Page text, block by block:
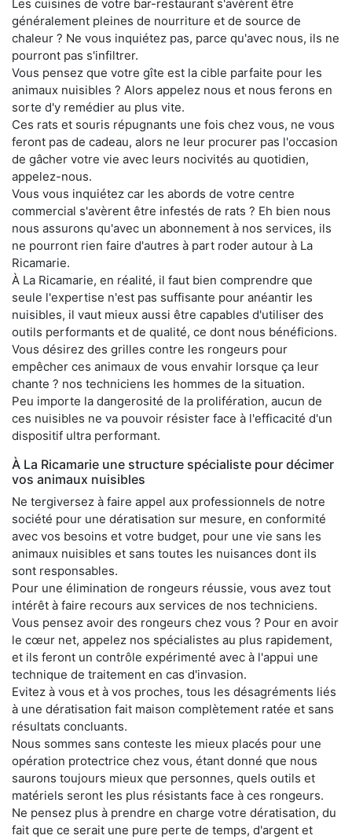
Les cuisines de votre bar-restaurant s'avèrent être
généralement pleines de nourriture et de source de
chaleur ? Ne vous inquiétez pas, parce qu'avec nous, ils ne
pourront pas s'infiltrer.
Vous pensez que votre gîte est la cible parfaite pour les
animaux nuisibles ? Alors appelez nous et nous ferons en
sorte d'y remédier au plus vite.
Ces rats et souris répugnants une fois chez vous, ne vous
feront pas de cadeau, alors ne leur procurer pas l'occasion
de gâcher votre vie avec leurs nocivités au quotidien,
appelez-nous.
Vous vous inquiétez car les abords de votre centre
commercial s'avèrent être infestés de rats ? Eh bien nous
nous assurons qu'avec un abonnement à nos services, ils
ne pourront rien faire d'autres à part roder autour à La
Ricamarie.
À La Ricamarie, en réalité, il faut bien comprendre que
seule l'expertise n'est pas suffisante pour anéantir les
nuisibles, il vaut mieux aussi être capables d'utiliser des
outils performants et de qualité, ce dont nous bénéficions.
Vous désirez des grilles contre les rongeurs pour
empêcher ces animaux de vous envahir lorsque ça leur
chante ? nos techniciens les hommes de la situation.
Peu importe la dangerosité de la prolifération, aucun de
ces nuisibles ne va pouvoir résister face à l'efficacité d'un
dispositif ultra performant.
À La Ricamarie une structure spécialiste pour décimer
vos animaux nuisibles
Ne tergiversez à faire appel aux professionnels de notre
société pour une dératisation sur mesure, en conformité
avec vos besoins et votre budget, pour une vie sans les
animaux nuisibles et sans toutes les nuisances dont ils
sont responsables.
Pour une élimination de rongeurs réussie, vous avez tout
intérêt à faire recours aux services de nos techniciens.
Vous pensez avoir des rongeurs chez vous ? Pour en avoir
le cœur net, appelez nos spécialistes au plus rapidement,
et ils feront un contrôle expérimenté avec à l'appui une
technique de traitement en cas d'invasion.
Evitez à vous et à vos proches, tous les désagréments liés
à une dératisation fait maison complètement ratée et sans
résultats concluants.
Nous sommes sans conteste les mieux placés pour une
opération protectrice chez vous, étant donné que nous
saurons toujours mieux que personnes, quels outils et
matériels seront les plus résistants face à ces rongeurs.
Ne pensez plus à prendre en charge votre dératisation, du
fait que ce serait une pure perte de temps, d'argent et